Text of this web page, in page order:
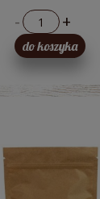
- +
do koszyka